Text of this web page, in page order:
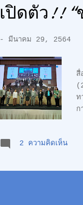
เปิดตัว!!
- มีนาคม 29, 2564
สื่
ท
ก
2 ความคิดเห็น